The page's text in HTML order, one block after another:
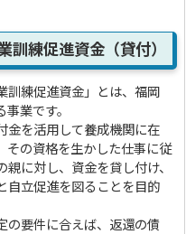
訓練促進資金（貸付）
訓練促進資金」とは、福岡
業です。
金を活用して養成機関に在
その資格を生かした仕事に従
に対し、資金を貸し付け、
自立促進を図ることを目的
の要件に合えば、返還の債